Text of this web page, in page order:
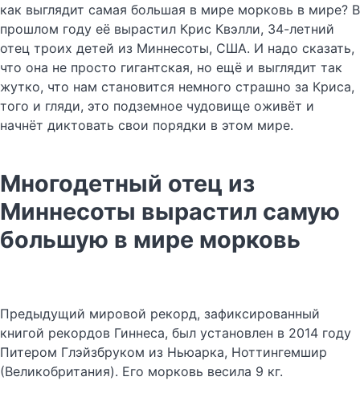
как выглядит самая большая в мире морковь в мире? В
прошлом году её вырастил Крис Квэлли, 34-летний
отец троих детей из Миннесоты, США. И надо сказать,
что она не просто гигантская, но ещё и выглядит так
жутко, что нам становится немного страшно за Криса,
того и гляди, это подземное чудовище оживёт и
начнёт диктовать свои порядки в этом мире.
Многодетный отец из
Миннесоты вырастил самую
большую в мире морковь
Предыдущий мировой рекорд, зафиксированный
книгой рекордов Гиннеса, был установлен в 2014 году
Питером Глэйзбруком из Ньюарка, Ноттингемшир
(Великобритания). Его морковь весила 9 кг.